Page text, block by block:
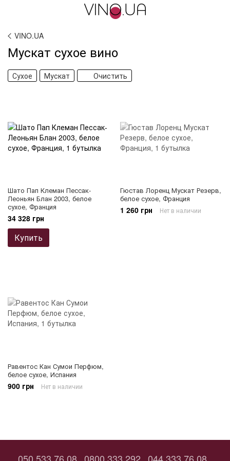
VINO.UA
Мускат сухое вино
Сухое Мускат Очистить
Шато Пап Клеман Пессак-
Леоньян Блан 2003, белое
сухое, Франция
34 328 грн
Купить
Гюстав Лоренц Мускат Резерв,
белое сухое, Франция
1 260 грн Нет в наличии
Равентос Кан Сумои Перфюм,
белое сухое, Испания
900 грн Нет в наличии
050 533 76 08 0800 333 292 044 333 76 08